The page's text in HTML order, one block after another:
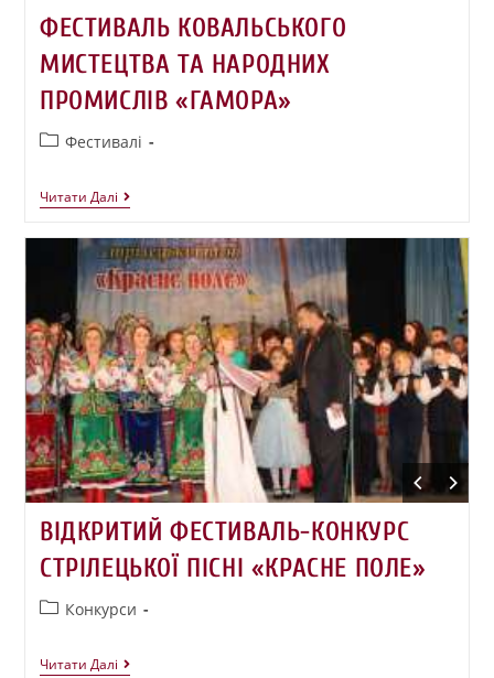
ФЕСТИВАЛЬ КОВАЛЬСЬКОГО
МИСТЕЦТВА ТА НАРОДНИХ
ПРОМИСЛІВ «ГАМОРА»
Фестивалі
Читати Далі
ВІДКРИТИЙ ФЕСТИВАЛЬ-КОНКУРС
СТРІЛЕЦЬКОЇ ПІСНІ «КРАСНЕ ПОЛЕ»
Конкурси
Читати Далі